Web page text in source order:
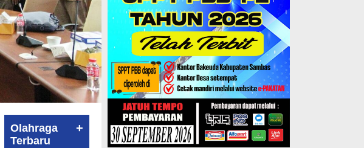
Olahraga
Terbaru
+